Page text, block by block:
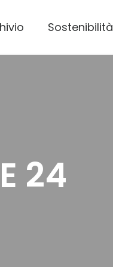
Sostenibilità
24